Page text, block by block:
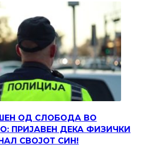
ОД СЛОБОДА ВО
ПРИЈАВЕН ДЕКА ФИЗИЧКИ
СВОЈОТ СИН!